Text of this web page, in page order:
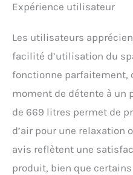
Expérience utilisateur
Les utilisateurs
facilité d’utilisation du
fonctionne parfaitement,
moment de détente à un
de 669 litres permet de
d’air pour une relaxation
avis reflètent une
produit, bien que